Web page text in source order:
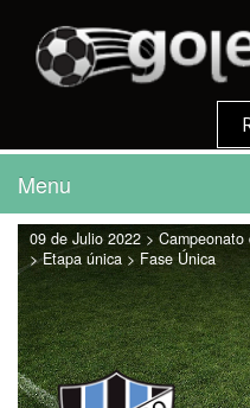
Menu
09 de Julio 2022 >
> Etapa única > Fase Única